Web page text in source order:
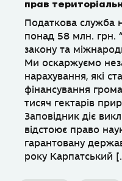
прав
Податкова служба
понад 58 млн. грн.
закону та
Ми оскаржуємо
нарахування, які
фінансування
тисяч гектарів
Заповідник діє
відстоює право
гарантовану
року Карпатський